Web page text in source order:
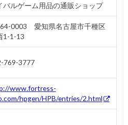
バルゲーム用品の通販ショップ
0003 愛知県名古屋市千種区
1-1-13
769-3777
www.fortress-
hpgen/HPB/entries/2.html